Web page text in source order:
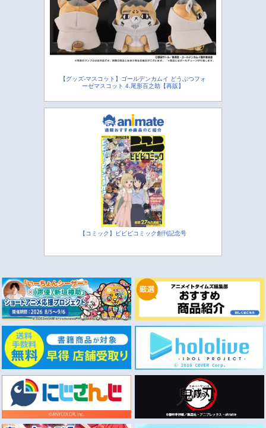
【グッズ-マスコット】ゴールデンカムイ どうぶつフォ
ーゼマスコット 4.尾形百之助【再販】
【コミック】ビビビコミック創刊記念号